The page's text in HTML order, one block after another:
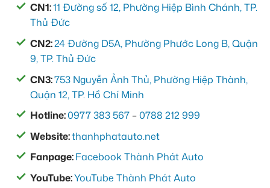
CN1:11 Đường số 12, Phường Hiệp Bình Chánh, TP.
Thủ Đức
CN2:24 Đường D5A, Phường Phước Long B, Quận
9, TP. Thủ Đức
CN3:753 Nguyễn Ảnh Thủ, Phường Hiệp Thành,
Quận 12, TP. Hồ Chí Minh
Hotline:0977 383 567 –0788 212 999
Website:thanhphatauto.net
Fanpage:Facebook Thành Phát Auto
YouTube:YouTube Thành Phát Auto